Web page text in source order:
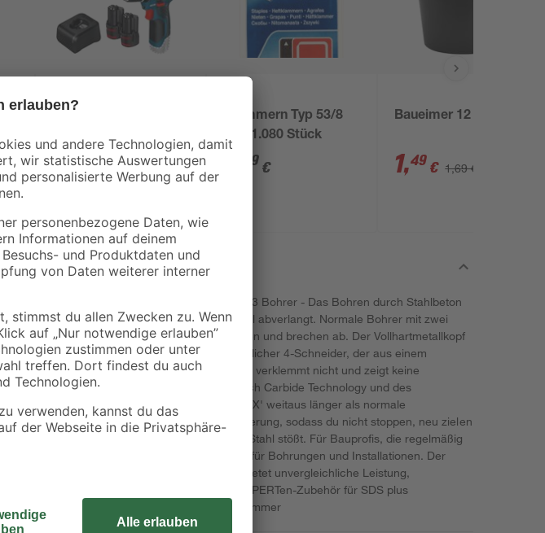
Professional' mit 2
Akkus, Tasche und
119,99€
Klammern Typ 53/8
mm 1.080 Stück
99 €
Baueimer 12 l
1,49 € 1,69 €
Hält bis zu 3-mal länger als ein Bosch SDS plus-3 Bohrer - Das Bohren durch Stahlbeton
ist eine schwierige Aufgabe, die den Bohrern viel abverlangt. Normale Bohrer mit zwei
Schneidekanten bleiben in der Armierung stecken und brechen ab. Der Vollhartmetallkopf
auf dem 'EXPERT SDS plus-7X' ist ein fortschrittlicher 4-Schneider, der aus einem
einzigen Stück des härtesten Metalls besteht: Es verklemmt nicht und zeigt keine
Schwäche beim Hammerbohren. Dank der Bosch Carbide Technology und des
Vollhartmetallkopfs hält der 'EXPERT SDS plus-7X' weitaus länger als normale
Hammerbohrer. Er dringt effektiv durch die Armierung, sodass du nicht stoppen, neu zielen
oder den Bohrer wechseln musst, wenn du auf Stahl stößt. Für Bauprofis, die regelmäßig
in Beton und Stahlbeton bohren, beispielsweise für Bohrungen und Installationen. Der
Bosch 'EXPERT SDS plus-7X' Hammerbohrer bietet unvergleichliche Leistung,
Zuverlässigkeit und Langlebigkeit. Es ist DAS EXPERTen-Zubehör für SDS plus
Bohrhämmer. Passend für alle SDS plus Bohrhämmer